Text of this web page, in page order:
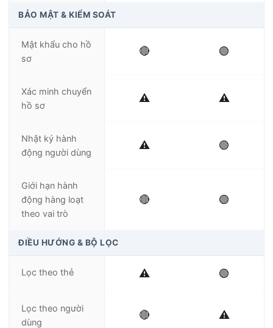
BẢO MẬT & KIỂM SOÁT
Mật khẩu cho hồ
sơ
🔴 🟢
Xác minh chuyển
hồ sơ
⚠️ ⚠️
Nhật ký hành
động người dùng
⚠️ 🟢
Giới hạn hành
động hàng loạt
theo vai trò
🔴 🟢
ĐIỀU HƯỚNG & BỘ LỌC
Lọc theo thẻ ⚠️ 🟢
Lọc theo người
dùng
🔴 ⚠️